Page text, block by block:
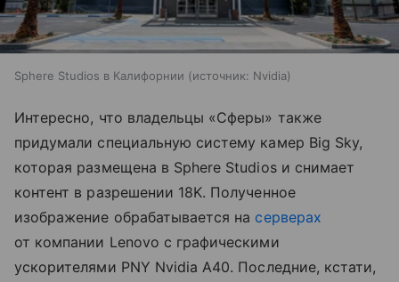
Sphere Studios в Калифорнии источник: Nvidia
Интересно, что владельцы «Сферы» также
придумали специальную систему камер Big Sky,
которая размещена в Sphere Studios и снимает
контент в разрешении 18K. Полученное
изображение обрабатывается на серверах
от компании Lenovo с графическими
ускорителями PNY Nvidia A40. Последние, кстати,